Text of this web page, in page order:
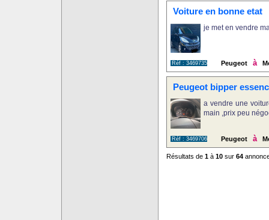
Voiture en bonne etat
je met en vendre
Réf : 3469735 Peugeot à
Peugeot bipper
a vendre une
main ,prix peu
Réf : 3469706 Peugeot à
Résultats de 1à 10sur 64